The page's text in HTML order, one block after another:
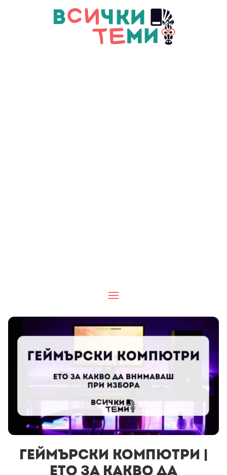
Геймърски компютри |
Ето за какво да